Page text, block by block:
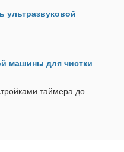
ультразвуковой
машины для чистки
таймера до